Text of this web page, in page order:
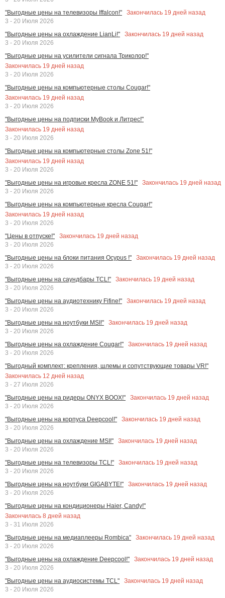
"Выгодные цены на телевизоры Iffalcon!"
Закончилась 19 дней назад
3 - 20 Июля 2026
"Выгодные цены на охлаждение LianLi!"
Закончилась 19 дней назад
3 - 20 Июля 2026
"Выгодные цены на усилители сигнала Триколор!"
Закончилась 19 дней назад
3 - 20 Июля 2026
"Выгодные цены на компьютерные столы Cougar!"
Закончилась 19 дней назад
3 - 20 Июля 2026
"Выгодные цены на подписки MyBook и Литрес!"
Закончилась 19 дней назад
3 - 20 Июля 2026
"Выгодные цены на компьютерные столы Zone 51!"
Закончилась 19 дней назад
3 - 20 Июля 2026
"Выгодные цены на игровые кресла ZONE 51!"
Закончилась 19 дней назад
3 - 20 Июля 2026
"Выгодные цены на компьютерные кресла Cougar!"
Закончилась 19 дней назад
3 - 20 Июля 2026
"Цены в отпуске!"
Закончилась 19 дней назад
3 - 20 Июля 2026
"Выгодные цены на блоки питания Ocypus !"
Закончилась 19 дней назад
3 - 20 Июля 2026
"Выгодные цены на саундбары TCL!"
Закончилась 19 дней назад
3 - 20 Июля 2026
"Выгодные цены на аудиотехнику Fifine!"
Закончилась 19 дней назад
3 - 20 Июля 2026
"Выгодные цены на ноутбуки MSI!"
Закончилась 19 дней назад
3 - 20 Июля 2026
"Выгодные цены на охлаждение Cougar!"
Закончилась 19 дней назад
3 - 20 Июля 2026
"Выгодный комплект: крепления, шлемы и сопутствующие товары VR!"
Закончилась 12 дней назад
3 - 27 Июля 2026
"Выгодные цены на ридеры ONYX BOOX!"
Закончилась 19 дней назад
3 - 20 Июля 2026
"Выгодные цены на корпуса Deepcool!"
Закончилась 19 дней назад
3 - 20 Июля 2026
"Выгодные цены на охлаждение MSI!"
Закончилась 19 дней назад
3 - 20 Июля 2026
"Выгодные цены на телевизоры TCL!"
Закончилась 19 дней назад
3 - 20 Июля 2026
"Выгодные цены на ноутбуки GIGABYTE!"
Закончилась 19 дней назад
3 - 20 Июля 2026
"Выгодные цены на кондиционеры Haier, Candy!"
Закончилась 8 дней назад
3 - 31 Июля 2026
"Выгодные цены на медиаплееры Rombica"
Закончилась 19 дней назад
3 - 20 Июля 2026
"Выгодные цены на охлаждение Deepcool!"
Закончилась 19 дней назад
3 - 20 Июля 2026
"Выгодные цены на аудиосистемы TCL"
Закончилась 19 дней назад
3 - 20 Июля 2026